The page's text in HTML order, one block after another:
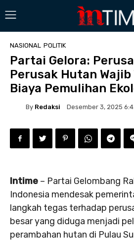
NASIONAL POLITIK
Partai Gelora:
Perusak Hutan Wajib
Biaya Pemulihan
By Redaksi Desember 3, 2025
Intime – Partai Gelombang
Indonesia mendesak
langkah tegas terhadap
besar yang diduga menjadi
perambahan hutan di Pulau